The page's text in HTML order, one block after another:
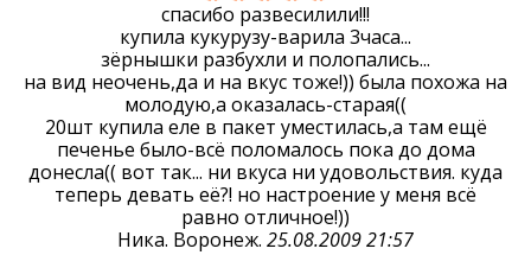
спасибо развесилили!!!
купила кукурузу-варила 3часа...
зёрнышки разбухли и полопались...
на вид неочень,да и на вкус тоже!)) была похожа на
молодую,а оказалась-старая((
20шт купила еле в пакет уместилась,а там ещё
печенье было-всё поломалось пока до дома
донесла(( вот так... ни вкуса ни удовольствия. куда
теперь девать её?! но настроение у меня всё
равно отличное!))
Ника. Воронеж. 25.08.2009 21:57